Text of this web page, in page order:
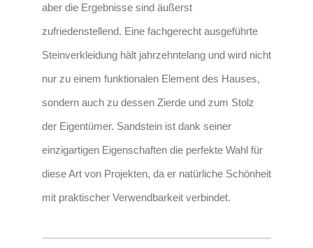
aber die Ergebnisse sind äußerst
zufriedenstellend. Eine fachgerecht ausgeführte
Steinverkleidung hält jahrzehntelang und wird nicht
nur zu einem funktionalen Element des Hauses,
sondern auch zu dessen Zierde und zum Stolz
der Eigentümer. Sandstein ist dank seiner
einzigartigen Eigenschaften die perfekte Wahl für
diese Art von Projekten, da er natürliche Schönheit
mit praktischer Verwendbarkeit verbindet.